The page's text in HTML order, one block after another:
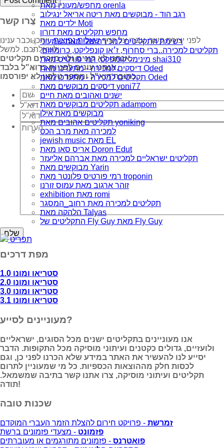
מחפש/מעונין מאת orenla
רגב הוד - מבוקשים מאת ריטה אריאל ינגילוב
ילדים מאת Moti
מחפש תקליטים מאת דורון
רשימת התקליטים למכירה שלי מאת שמעוני
תקליטים למכירה..ברי סחרוֹף, ז׳אן קונפליקט, כרומוזום,
מינימל קומפקט, רמי פורטיס מאת shai310
דיסקים למכירה - מתעדכן מאת Oded
תקליטים למכירה - מתעדכן מאת Oded
דיסקים מבוקשים מאת yoni77
ישנים ואהובים מאת חיים
תקליטים מבוקשים מאת adampom
מבוקשים מאת אילן
תקליטים אהובים מאת yoniking
למכירה מאת מרב הכט
jewish music מאת EL
אריס סאן מאת Doron Edut
תקליטים ישראליים למכירה מאת אברהם אליעזר
מבוקשים מאת Yarin
רמי פורטיס פלונטר מאת troponin
זוהר ארגוב מאת עמוס זורנו
exhibition מאת romi
תקליטים למכירה מאת רחוב_המסגר
הלהקה מאת Talyas
התקליטים של Fly Guy מאת Fly Guy
תפריט
צרו קשר
לפני יצירת קשר, עברו על הדףשאלות נפוצות, ייתכן וכבר ענינו
לשאלתכם. למשל:
אנחנו לא קונים ולא מוכרים תקליטים,
אנחנו עונים לפניות בדוא"ל בלבד,
כתובת דוא"ל ומספר טלפון לא יפורסמו.
דוא"ל
מפת דרכים
סטריאו ומונו 1.0
סטריאו ומונו 2.0
סטריאו ומונו 3.0
סטריאו ומונו 3.1
מעוניינים לסייע?
אנו מעוניינים בתקליטים ישנים מכל הסוגים, ישראליים
ולועזיים, גדולים כקטנים ועיתוני מוסיקה מכל התקופות. הדבר
יסייע לנו להעשיר את האתר במידע שלא הכרנו לפני כן, וגם
לכסות חלק מההוצאות הכספיות. כל מי שמעוניין לתרום
תקליטים ועיתוני מוסיקה, צרו אתנו קשר בתיבה שמשמאל.
תודה!
שכנות טובה
זמרשת - פרויקט חירום להצלת הזמר העברי המוקדם
פזמונט - מצעדי פזמונים ברשת
פואטרנס - פזמונים מתורגמים או מעוברתים